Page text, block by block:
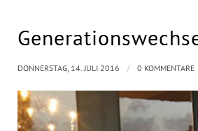
DONNERSTAG, 14. JULI 2016 / 0 KOMMENTARE